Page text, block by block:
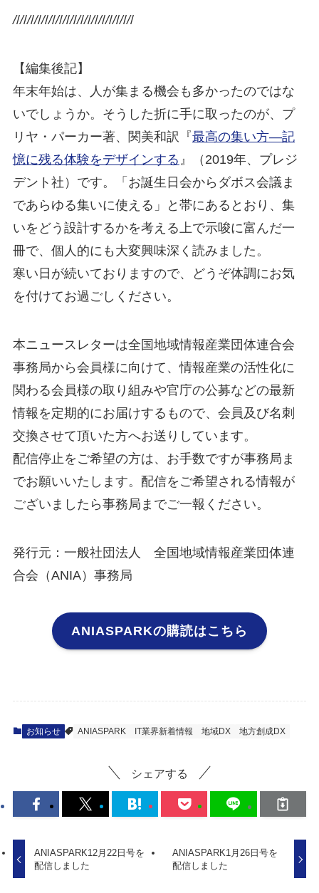
//////////////////////////////////
【編集後記】
年末年始は、人が集まる機会も多かったのではな
いでしょうか。そうした折に手に取ったのが、プ
リヤ・パーカー著、関美和訳『最高の集い方―記
憶に残る体験をデザインする 』（2019年、プレジ
デント社）です。「お誕生日会からダボス会議ま
であらゆる集いに使える」と帯にあるとおり、集
いをどう設計するかを考える上で示唆に富んだ一
冊で、個人的にも大変興味深く読みました。
寒い日が続いておりますので、どうぞ体調にお気
を付けてお過ごしください。
本ニュースレターは全国地域情報産業団体連合会
事務局から会員様に向けて、情報産業の活性化に
関わる会員様の取り組みや官庁の公募などの最新
情報を定期的にお届けするもので、会員及び名刺
交換させて頂いた方へお送りしています。
配信停止をご希望の方は、お手数ですが事務局ま
でお願いいたします。配信をご希望される情報が
ございましたら事務局までご一報ください。
発行元：一般社団法人 全国地域情報産業団体連
合会（ANIA）事務局
ANIASPARKの購読はこちら
お知らせ ANIASPARK IT業界新着情報 地域DX 地方創成DX
シェアする
ANIASPARK12月22日号を
配信しました
ANIASPARK1月26日号を
配信しました